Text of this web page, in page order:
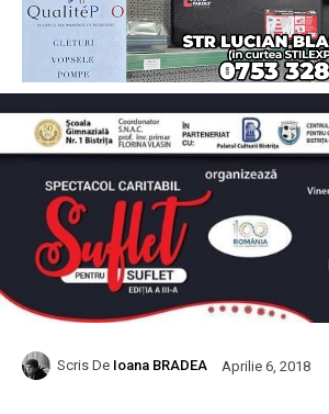
Scris De Ioana BRADEA Aprilie 6, 2018